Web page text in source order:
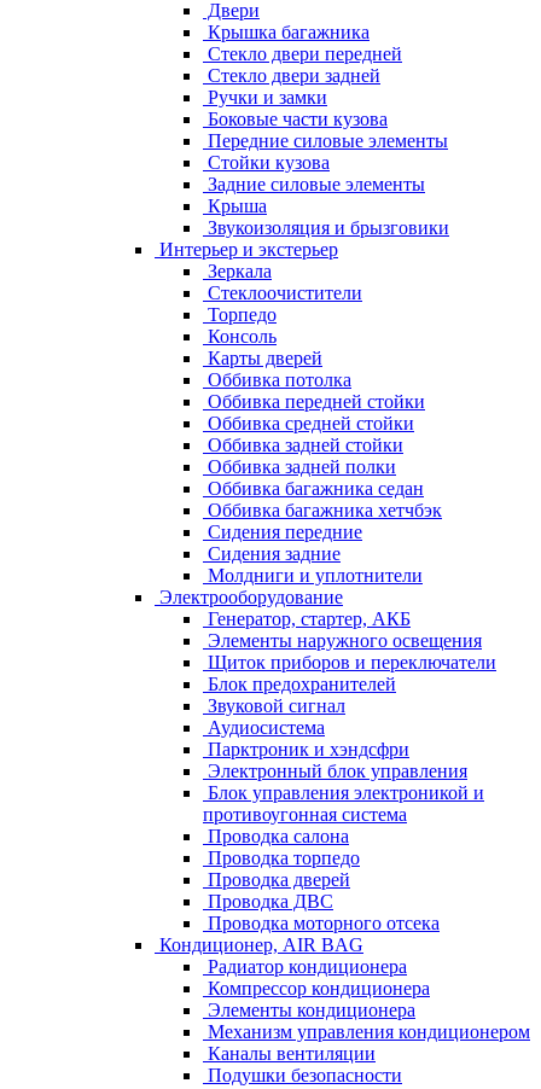
Двери
Крышка багажника
Стекло двери передней
Стекло двери задней
Ручки и замки
Боковые части кузова
Передние силовые элементы
Стойки кузова
Задние силовые элементы
Крыша
Звукоизоляция и брызговики
Интерьер и экстерьер
Зеркала
Стеклоочистители
Торпедо
Консоль
Карты дверей
Оббивка потолка
Оббивка передней стойки
Оббивка средней стойки
Оббивка задней стойки
Оббивка задней полки
Оббивка багажника седан
Оббивка багажника хетчбэк
Сидения передние
Сидения задние
Молдниги и уплотнители
Электрооборудование
Генератор, стартер, АКБ
Элементы наружного освещения
Щиток приборов и переключатели
Блок предохранителей
Звуковой сигнал
Аудиосистема
Парктроник и хэндсфри
Электронный блок управления
Блок управления электроникой и
противоугонная система
Проводка салона
Проводка торпедо
Проводка дверей
Проводка ДВС
Проводка моторного отсека
Кондиционер, AIR BAG
Радиатор кондиционера
Компрессор кондиционера
Элементы кондиционера
Механизм управления кондиционером
Каналы вентиляции
Подушки безопасности